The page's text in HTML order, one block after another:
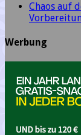
Chaos auf
Werbung